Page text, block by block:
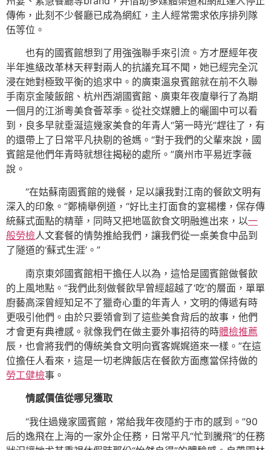
傳佈，此刻不少餐廳已成為網紅，主人經常需求依序排列隊
伍等位。
也有的國賓館想到了用強強聯手來引流。方才歷經年夜
半年進級改革林天秤對兩人的抗議充耳不聞，她已經完全沉
浸在她對極致平衡的追求中。的廣東溫泉賓館就在前不久聯
手南京金陵飯館、杭州西湖國賓館、廣東年夜廈舉行了為期
一個月的江浙粵美食薈萃季。從社交媒體上的曬圖中可以看
到，良多早就垂涎這幾家美食的年青人“第一時光”趕往了，有
的還帶上了日常平凡抉剔的爸媽。“對于我們的父輩來說，國
賓館是他們年青時就想往揭秘的處所。”廣州市平易近李薇
說。
“在姑蘇南園賓館的幾餐，足以讓我對江南的餐飲文明有
深入的印象。”鄭楠舉例道，“好比主打面食的宴楊樓，保存傳
統蘇式面點的精華，同時又把地區飲食文明融進出來，以一
般勞檢人文套餐的情勢推給我們，讓我們從一桌美食中品到
了隧道的‘蘇式生涯’。”
南京東郊國賓館相干擔任人以為，這恰是國賓館做餐飲
的上風地點。“我們此刻做餐飲早曾經超越了‘吃’的層面，單單
廚藝高深曾經知足不了獵奇心重的年青人，文明的傳遞有時
更吸引他們。由於只要領會到了這些美食背后的故事，他們
才會更有典禮感。就像我們在做主要外事招待的時體檢推薦
辰，也會將我們的傳統美食文明向賓客娓娓道來一樣。”在這
位擔任人看來，這是一切老牌飯店在餐飲方面應當保持做的
勞工健檢事。
情感價值從哪兒獲取
“我住過幾家國賓館，常給我年夜隱約于市的感到。”90
后的逸飛在上海的一家外企任務，日常平凡“忙到騰飛”的任務